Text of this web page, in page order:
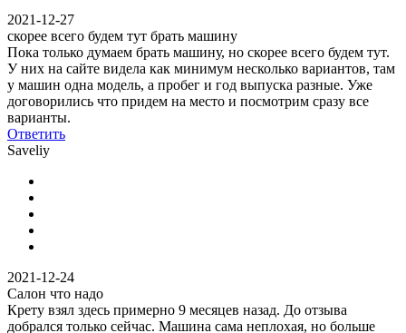
2021-12-27
скорее всего будем тут брать машину
Пока только думаем брать машину, но скорее всего будем тут.
У них на сайте видела как минимум несколько вариантов, там
у машин одна модель, а пробег и год выпуска разные. Уже
договорились что придем на место и посмотрим сразу все
варианты.
Ответить
Saveliy
2021-12-24
Салон что надо
Крету взял здесь примерно 9 месяцев назад. До отзыва
добрался только сейчас. Машина сама неплохая, но больше